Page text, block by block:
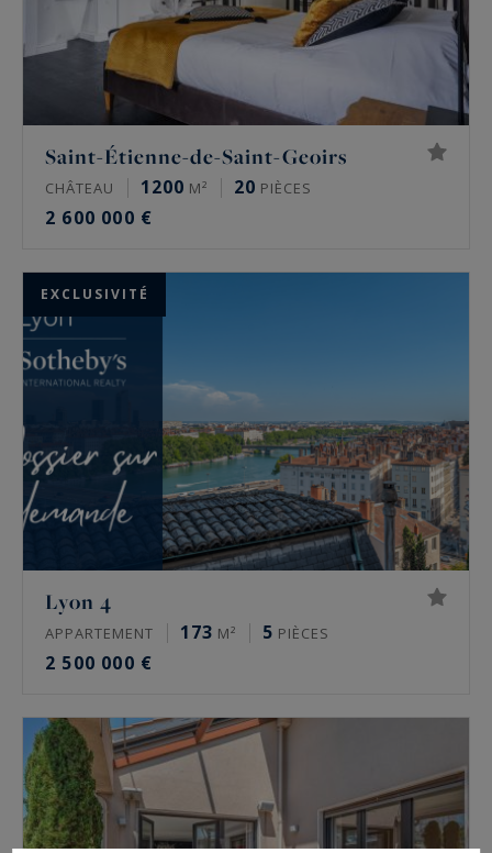
Saint-Étienne-de-Saint-Geoirs
CHÂTEAU 1200 M² 20 PIÈCES
2 600 000 €
EXCLUSIVITÉ
Lyon 4
APPARTEMENT 173 M² 5 PIÈCES
2 500 000 €